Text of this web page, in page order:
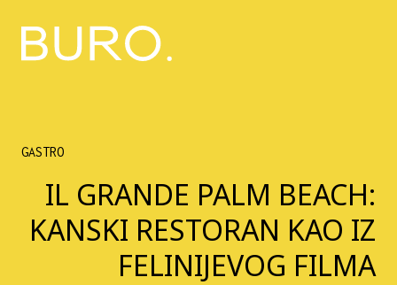
GASTRO
IL GRANDE PALM BEACH:
KANSKI RESTORAN KAO IZ
FELINIJEVOG FILMA